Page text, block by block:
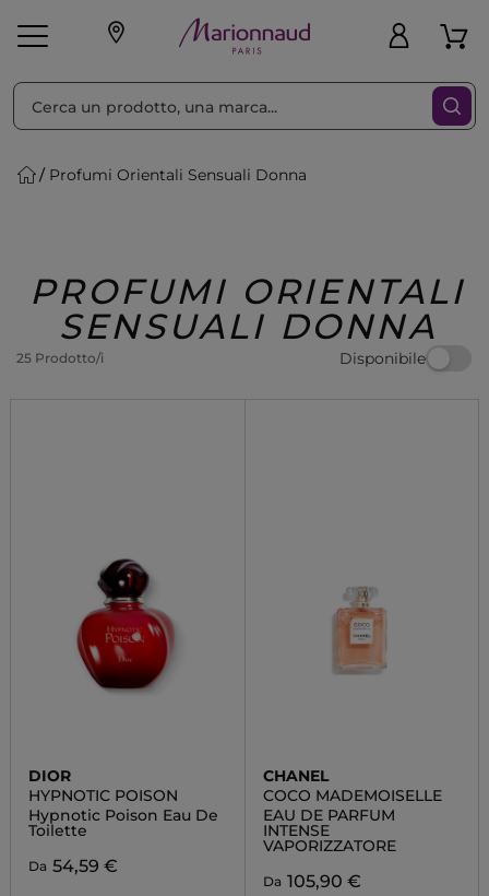
Make-up Profumi
Regalo
Profumi Orientali Sensuali Donna
PROFUMI ORIENTALI
SENSUALI DONNA
25 Prodotto/i Disponibile
Ordina per Filtra
DIOR
HYPNOTIC POISON
Hypnotic Poison Eau De
Toilette
Da 54,59 €
CHANEL
COCO MADEMOISELLE
EAU DE PARFUM
INTENSE
VAPORIZZATORE
Da 105,90 €